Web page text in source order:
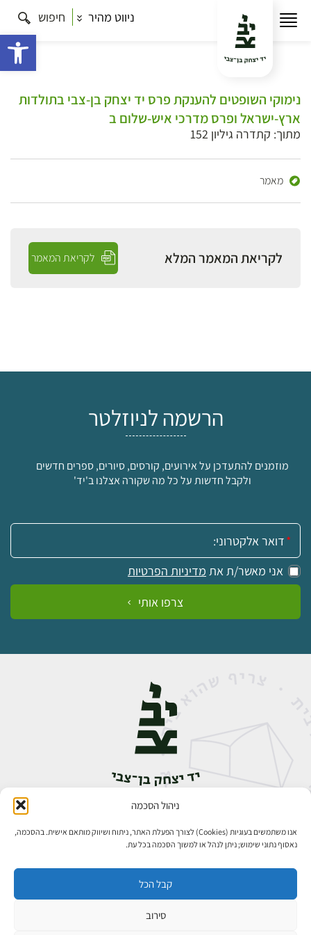
ניהול הסכמה
אנו משתמשים בעוגיות (Cookies) לצורך הפעלת האתר, ניתוח ושיווק מותאם אישית. בהסכמה,
נאסוף נתוני שימוש; ניתן לנהל או למשוך הסכמה בכל עת.
קבל הכל
סירוב
ניווט מהיר חיפוש
נימוקי השופטים להענקת פרס יד יצחק בן-צבי בתולדות
ארץ-ישראל ופרס מדרכי איש-שלום ב
מתוך: קתדרה גיליון 152
מאמר
לקריאת המאמר המלא לקריאת המאמר
הרשמה לניוזלטר
מוזמנים להתעדכן על אירועים, קורסים, סיורים, ספרים חדשים
ולקבל חדשות על כל מה שקורה אצלנו ב'יד'
אימייל:
אני מאשר/ת את מדיניות הפרטיות
צרפו אותי
אבן גבירול 14, רחביה, ירושלים